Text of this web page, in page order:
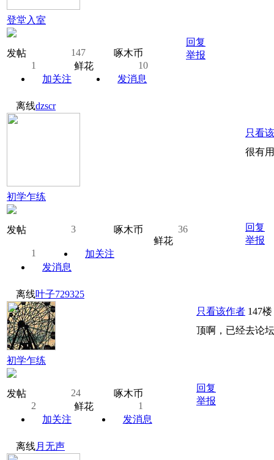
登堂入室
发帖 147
啄木币
1
鲜花
10
加关注
发消息
回复
举报
离线dzscr
初学乍练
发帖 3 啄木币
36
鲜花
1
加关注
发消息
只看
很有
回复
举报
离线叶子729325
初学乍练
发帖 24
啄木币
2
鲜花
1
加关注
发消息
只看该作者 147楼
顶啊，已经去论
回复
举报
离线月无声